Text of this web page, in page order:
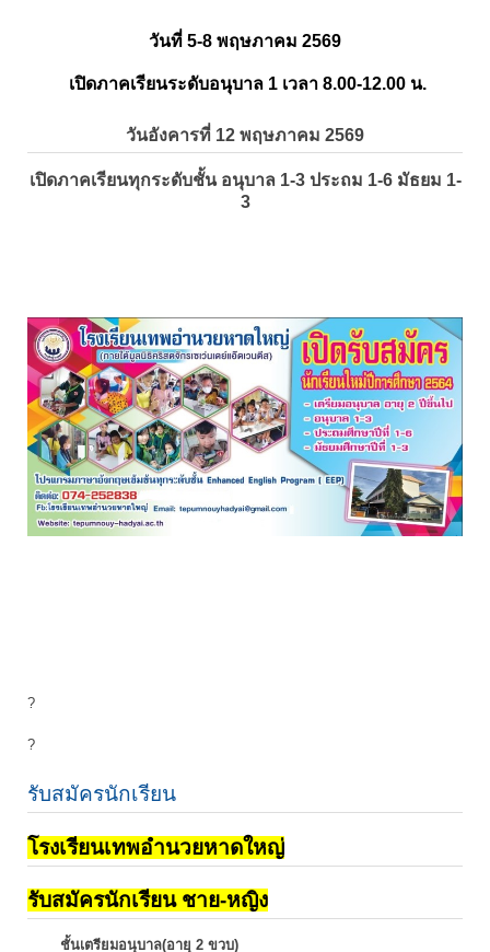
วันที่ 5-8 พฤษภาคม 2569
เปิดภาคเรียนระดับอนุบาล 1 เวลา 8.00-12.00 น.
วันอังคารที่ 12 พฤษภาคม 2569
เปิดภาคเรียนทุกระดับชั้น อนุบาล 1-3 ประถม 1-6 มัธยม 1-
3
?
?
รับสมัครนักเรียน
โรงเรียนเทพอำนวยหาดใหญ่
รับสมัครนักเรียน ชาย-หญิง
ชั้นเตรียมอนุบาล(อายุ 2 ขวบ)